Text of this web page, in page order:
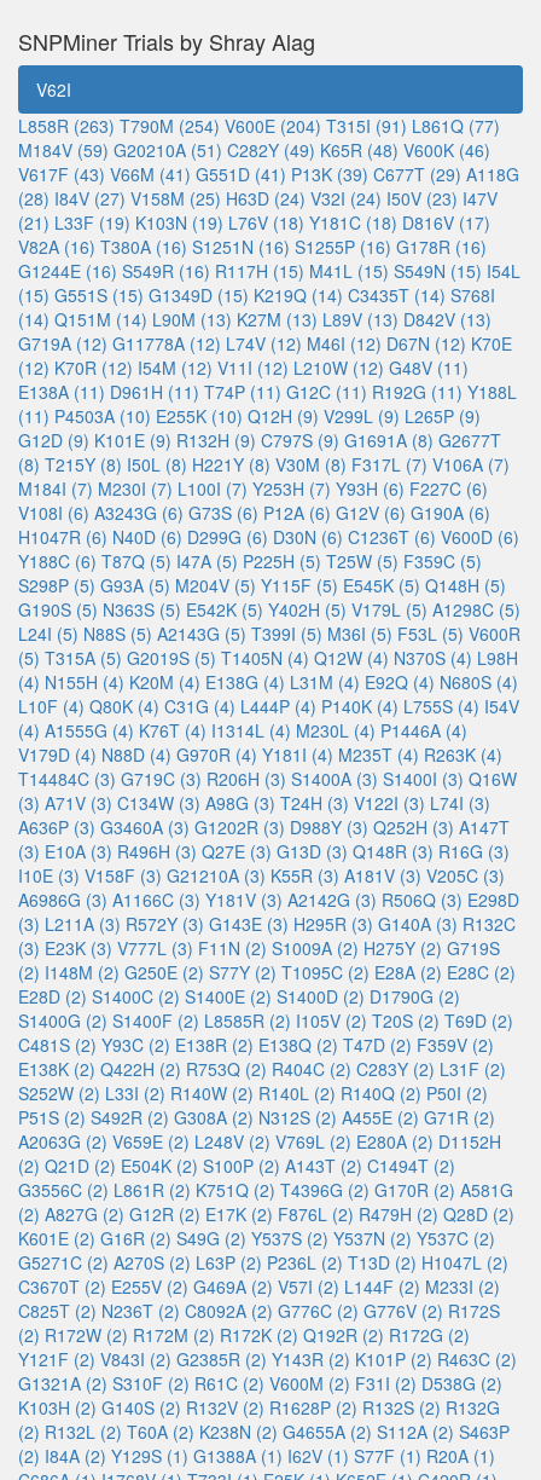
SNPMiner Trials by Shray Alag
V62I
L858R (263) T790M (254) V600E (204) T315I (91) L861Q (77)
M184V (59) G20210A (51) C282Y (49) K65R (48) V600K (46)
V617F (43) V66M (41) G551D (41) P13K (39) C677T (29) A118G
(28) I84V (27) V158M (25) H63D (24) V32I (24) I50V (23) I47V
(21) L33F (19) K103N (19) L76V (18) Y181C (18) D816V (17)
V82A (16) T380A (16) S1251N (16) S1255P (16) G178R (16)
G1244E (16) S549R (16) R117H (15) M41L (15) S549N (15) I54L
(15) G551S (15) G1349D (15) K219Q (14) C3435T (14) S768I
(14) Q151M (14) L90M (13) K27M (13) L89V (13) D842V (13)
G719A (12) G11778A (12) L74V (12) M46I (12) D67N (12) K70E
(12) K70R (12) I54M (12) V11I (12) L210W (12) G48V (11)
E138A (11) D961H (11) T74P (11) G12C (11) R192G (11) Y188L
(11) P4503A (10) E255K (10) Q12H (9) V299L (9) L265P (9)
G12D (9) K101E (9) R132H (9) C797S (9) G1691A (8) G2677T
(8) T215Y (8) I50L (8) H221Y (8) V30M (8) F317L (7) V106A (7)
M184I (7) M230I (7) L100I (7) Y253H (7) Y93H (6) F227C (6)
V108I (6) A3243G (6) G73S (6) P12A (6) G12V (6) G190A (6)
H1047R (6) N40D (6) D299G (6) D30N (6) C1236T (6) V600D (6)
Y188C (6) T87Q (5) I47A (5) P225H (5) T25W (5) F359C (5)
S298P (5) G93A (5) M204V (5) Y115F (5) E545K (5) Q148H (5)
G190S (5) N363S (5) E542K (5) Y402H (5) V179L (5) A1298C (5)
L24I (5) N88S (5) A2143G (5) T399I (5) M36I (5) F53L (5) V600R
(5) T315A (5) G2019S (5) T1405N (4) Q12W (4) N370S (4) L98H
(4) N155H (4) K20M (4) E138G (4) L31M (4) E92Q (4) N680S (4)
L10F (4) Q80K (4) C31G (4) L444P (4) P140K (4) L755S (4) I54V
(4) A1555G (4) K76T (4) I1314L (4) M230L (4) P1446A (4)
V179D (4) N88D (4) G970R (4) Y181I (4) M235T (4) R263K (4)
T14484C (3) G719C (3) R206H (3) S1400A (3) S1400I (3) Q16W
(3) A71V (3) C134W (3) A98G (3) T24H (3) V122I (3) L74I (3)
A636P (3) G3460A (3) G1202R (3) D988Y (3) Q252H (3) A147T
(3) E10A (3) R496H (3) Q27E (3) G13D (3) Q148R (3) R16G (3)
I10E (3) V158F (3) G21210A (3) K55R (3) A181V (3) V205C (3)
A6986G (3) A1166C (3) Y181V (3) A2142G (3) R506Q (3) E298D
(3) L211A (3) R572Y (3) G143E (3) H295R (3) G140A (3) R132C
(3) E23K (3) V777L (3) F11N (2) S1009A (2) H275Y (2) G719S
(2) I148M (2) G250E (2) S77Y (2) T1095C (2) E28A (2) E28C (2)
E28D (2) S1400C (2) S1400E (2) S1400D (2) D1790G (2)
S1400G (2) S1400F (2) L8585R (2) I105V (2) T20S (2) T69D (2)
C481S (2) Y93C (2) E138R (2) E138Q (2) T47D (2) F359V (2)
E138K (2) Q422H (2) R753Q (2) R404C (2) C283Y (2) L31F (2)
S252W (2) L33I (2) R140W (2) R140L (2) R140Q (2) P50I (2)
P51S (2) S492R (2) G308A (2) N312S (2) A455E (2) G71R (2)
A2063G (2) V659E (2) L248V (2) V769L (2) E280A (2) D1152H
(2) Q21D (2) E504K (2) S100P (2) A143T (2) C1494T (2)
G3556C (2) L861R (2) K751Q (2) T4396G (2) G170R (2) A581G
(2) A827G (2) G12R (2) E17K (2) F876L (2) R479H (2) Q28D (2)
K601E (2) G16R (2) S49G (2) Y537S (2) Y537N (2) Y537C (2)
G5271C (2) A270S (2) L63P (2) P236L (2) T13D (2) H1047L (2)
C3670T (2) E255V (2) G469A (2) V57I (2) L144F (2) M233I (2)
C825T (2) N236T (2) C8092A (2) G776C (2) G776V (2) R172S
(2) R172W (2) R172M (2) R172K (2) Q192R (2) R172G (2)
Y121F (2) V843I (2) G2385R (2) Y143R (2) K101P (2) R463C (2)
G1321A (2) S310F (2) R61C (2) V600M (2) F31I (2) D538G (2)
K103H (2) G140S (2) R132V (2) R1628P (2) R132S (2) R132G
(2) R132L (2) T60A (2) K238N (2) G4655A (2) S112A (2) S463P
(2) I84A (2) Y129S (1) G1388A (1) I62V (1) S77F (1) R20A (1)